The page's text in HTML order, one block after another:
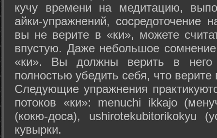
кучу времени на медитацию,
айки-упражнений, сосредоточение
вы не верите в «ки», можете
впустую. Даже небольшое сомнение
«ки». Вы должны верить в
полностью убедить себя, что верите
Следующие упражнения
потоков «ки»: menuchi ikkajo
(кокю-доса), ushiro­tekubitori­kokyu
кувырки.